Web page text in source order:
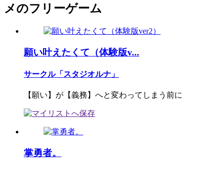
メのフリーゲーム
願い叶えたくて（体験版v...
サークル「スタジオルナ」
【願い】が【義務】へと変わってしまう前に
掌勇者。